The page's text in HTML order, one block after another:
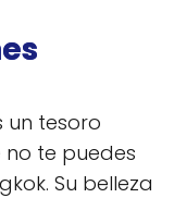
un tesoro
te puedes
Su belleza